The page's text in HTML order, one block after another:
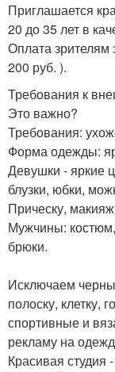
Приглашается
20 до 35 лет в
Оплата зрителям
200 руб. ).
Требования к
Это важно?
Требования:
Форма одежды:
Девушки - яркие
блузки, юбки,
Прическу,
Мужчины:
брюки.
Исключаем
полоску, клетку,
спортивные и
рекламу на
Красивая студия